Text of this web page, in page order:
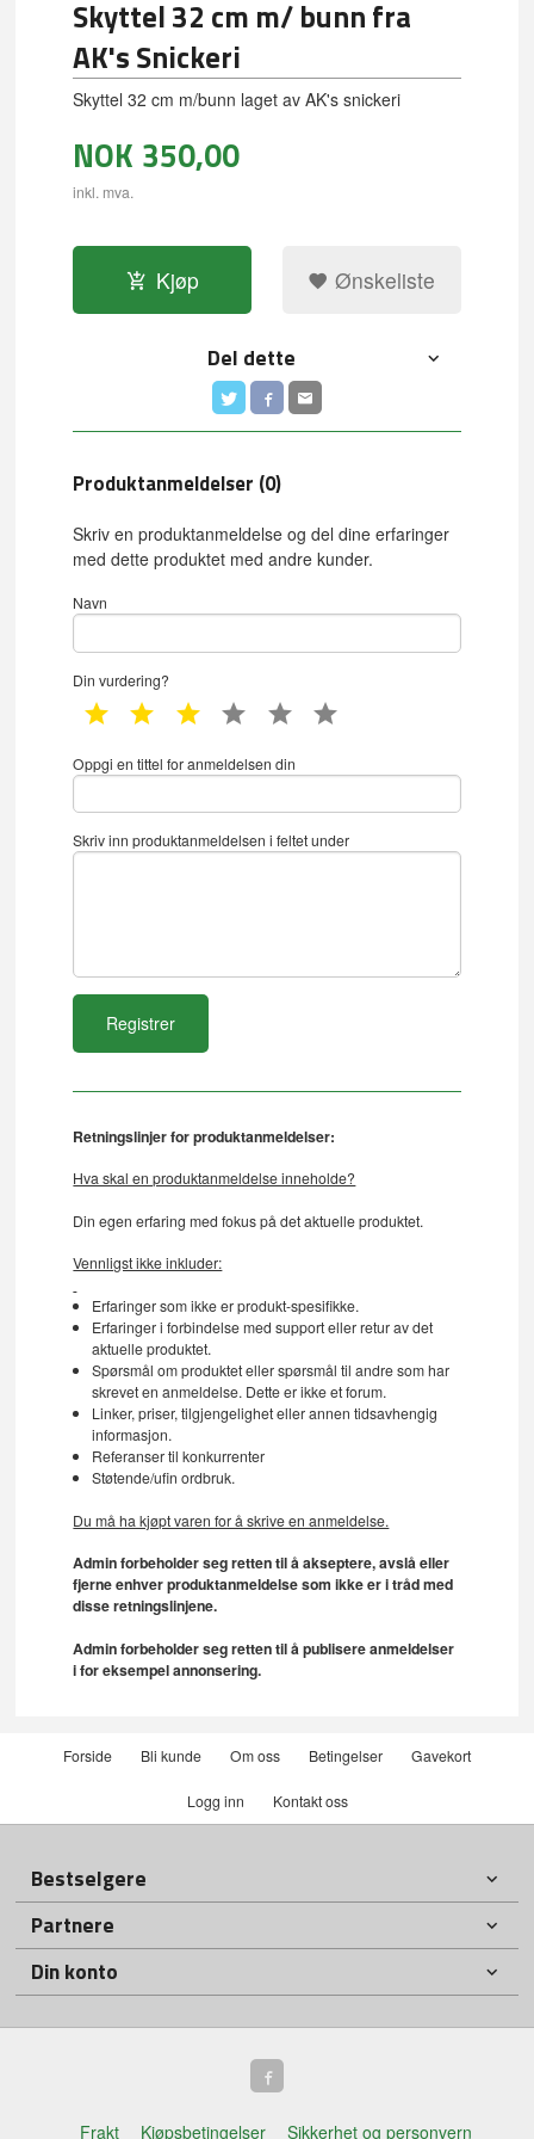
Skyttel 32 cm m/ bunn fra
AK's Snickeri
Skyttel 32 cm m/bunn laget av AK's snickeri
NOK 350,00
inkl. mva.
Kjøp Ønskeliste
Del dette
Produktanmeldelser (0)
Skriv en produktanmeldelse og del dine erfaringer
med dette produktet med andre kunder.
Navn
Din vurdering?
1 star 2 star 3 star 4 star 5 star
Oppgi en tittel for anmeldelsen din
Skriv inn produktanmeldelsen i feltet under
Retningslinjer for produktanmeldelser:
Hva skal en produktanmeldelse inneholde?
Din egen erfaring med fokus på det aktuelle produktet.
Vennligst ikke inkluder:
Erfaringer som ikke er produkt-spesifikke.
Erfaringer i forbindelse med support eller retur av det
aktuelle produktet.
Spørsmål om produktet eller spørsmål til andre som har
skrevet en anmeldelse. Dette er ikke et forum.
Linker, priser, tilgjengelighet eller annen tidsavhengig
informasjon.
Referanser til konkurrenter
Støtende/ufin ordbruk.
Du må ha kjøpt varen for å skrive en anmeldelse.
Admin forbeholder seg retten til å akseptere, avslå eller
fjerne enhver produktanmeldelse som ikke er i tråd med
disse retningslinjene.
Admin forbeholder seg retten til å publisere anmeldelser
i for eksempel annonsering.
Forside Bli kunde Om oss Betingelser Gavekort
Logg inn Kontakt oss
Bestselgere
Partnere
Din konto
Frakt Kjøpsbetingelser Sikkerhet og personvern